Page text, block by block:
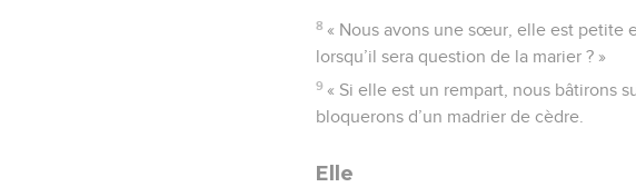
8 « Nous avons une sœur, elle est petite
lorsqu’il sera question de la marier ? »
9 « Si elle est un rempart, nous bâtirons
bloquerons d’un madrier de cèdre.
Elle